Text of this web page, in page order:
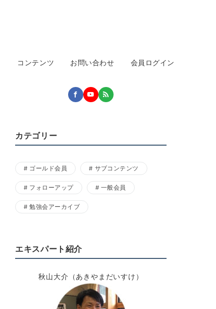
コンテンツ お問い合わせ 会員ログイン
カテゴリー
ゴールド会員 サブコンテンツ
フォローアップ 一般会員
勉強会アーカイブ
エキスパート紹介
秋山大介（あきやまだいすけ）